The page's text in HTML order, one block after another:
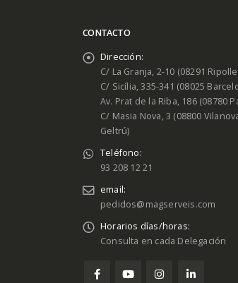
CONTACTO
Dirección:
C/ La Granja, 2-10 (08291
C/ Sicília, 335-341 (08025
Av. Prat de la Riba, 186 (08780
C/ Masia Nova, 3 (08800
Geltrú)
Teléfono:
93 208 12 21
email:
pedidos@magserveis.com
Horarios días/horas:
Consulta en cada Delegación